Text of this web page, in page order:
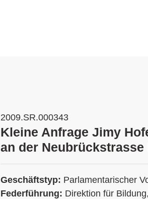
2009.SR.000343
Kleine Anfrage Jimy
an der
Geschäftstyp: Parlamentarischer
Federführung: Direktion für